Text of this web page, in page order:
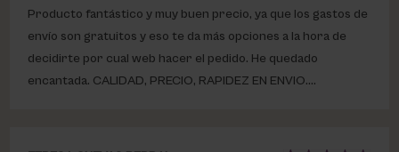
Producto fantástico y muy buen precio, ya que los gastos de
envío son gratuitos y eso te da más opciones a la hora de
decidirte por cual web hacer el pedido. He quedado
encantada. CALIDAD, PRECIO, RAPIDEZ EN ENVIO....